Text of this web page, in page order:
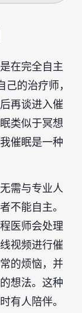
在完全自主
的治疗师，
再谈进入催
类似于冥想
催眠是一种
需与专业人
不能自主。
医师会处理
视频进行催
的烦恼，并
想法。这种
有人陪伴。